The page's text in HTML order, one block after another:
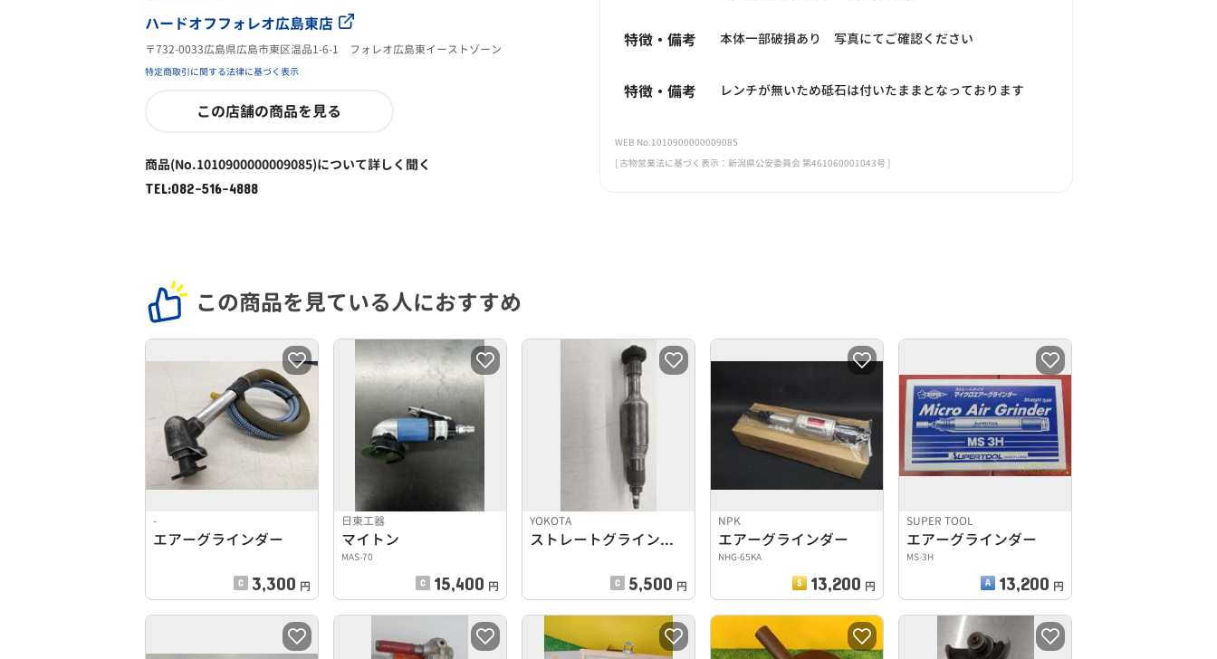
ハードオフフォレオ広島東店
〒732-0033広島県広島市東区温品1-6-1 フォレオ広島東イーストゾーン
特定商取引に関する法律に基づく表示
この店舗の商品を見る
商品(No.1010900000009085)について詳しく聞く
TEL:082-516-4888
特徴・備考 本体一部破損あり 写真にてご確認ください
特徴・備考 レンチが無いため砥石は付いたままとなっております
WEB No.1010900000009085
[ 古物営業法に基づく表示：新潟県公安委員会 第461060001043号 ]
この商品を見ている人におすすめ
-
エアーグラインダー
3,300 円
日東工器
マイトン
MAS-70
15,400 円
YOKOTA
ストレートグラインダー
5,500 円
NPK
エアーグラインダー
NHG-65KA
13,200 円
SUPER TOOL
エアーグラインダー
MS-3H
13,200 円